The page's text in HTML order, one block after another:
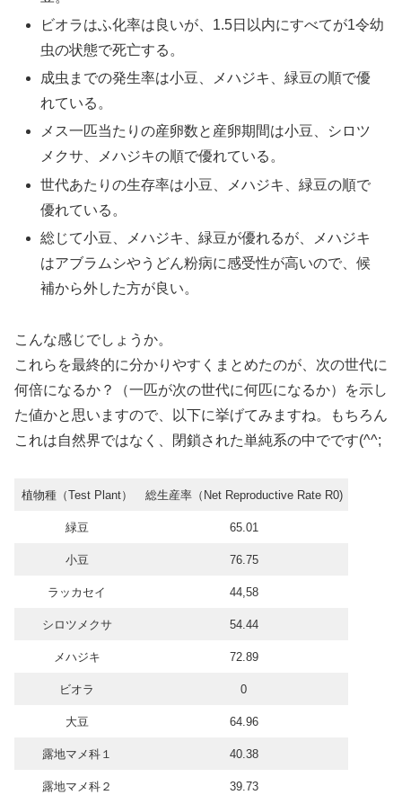
ビオラはふ化率は良いが、1.5日以内にすべてが1令幼
虫の状態で死亡する。
成虫までの発生率は小豆、メハジキ、緑豆の順で優
れている。
メス一匹当たりの産卵数と産卵期間は小豆、シロツ
メクサ、メハジキの順で優れている。
世代あたりの生存率は小豆、メハジキ、緑豆の順で
優れている。
総じて小豆、メハジキ、緑豆が優れるが、メハジキ
はアブラムシやうどん粉病に感受性が高いので、候
補から外した方が良い。
こんな感じでしょうか。
これらを最終的に分かりやすくまとめたのが、次の世代に
何倍になるか？（一匹が次の世代に何匹になるか）を示し
た値かと思いますので、以下に挙げてみますね。もちろん
これは自然界ではなく、閉鎖された単純系の中でです(^^;
植物種（Test Plant） 総生産率（Net Reproductive Rate R0)
緑豆 65.01
小豆 76.75
ラッカセイ 44,58
シロツメクサ 54.44
メハジキ 72.89
ビオラ 0
大豆 64.96
露地マメ科１ 40.38
露地マメ科２ 39.73